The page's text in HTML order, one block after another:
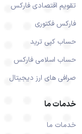
تقویم اقتصادی فارکس
فارکس فکتوری
حساب کپی ترید
حساب اسلامی فارکس
صرافی های ارز دیجیتال
خدمات ما
خدمات ما